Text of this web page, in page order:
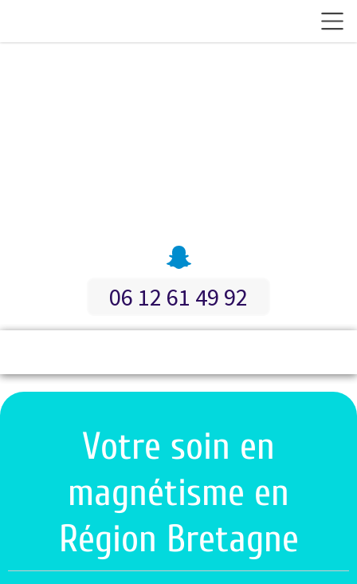
06 12 61 49 92
Votre soin en
magnétisme en
Région Bretagne